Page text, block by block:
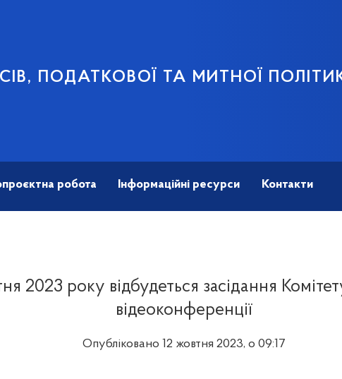
ПОДАТКОВОЇ ТА МИТНОЇ
робота Інформаційні ресурси Контакти
2023 року відбудеться засідання
відеоконференції
Опубліковано 12 жовтня 2023, о 09:17